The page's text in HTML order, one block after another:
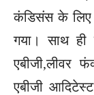
कंडिसंस के लिए
गया। साथ
एबीजी,लीवर
एबीजी